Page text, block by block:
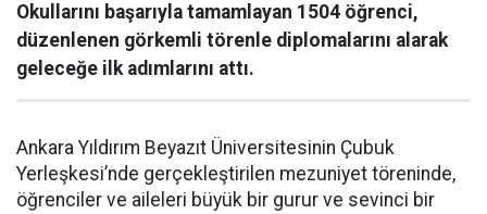
Okullarını başarıyla tamamlayan 1504 öğrenci,
düzenlenen görkemli törenle diplomalarını alarak
geleceğe ilk adımlarını attı.
Ankara Yıldırım Beyazıt Üniversitesinin Çubuk
Yerleşkesi’nde gerçekleştirilen mezuniyet töreninde,
öğrenciler ve aileleri büyük bir gurur ve sevinci bir